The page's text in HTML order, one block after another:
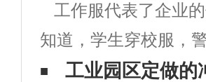
工作服代表了企业
知道，学生穿校服，
人须穿军装，各商务
工业园区定做的